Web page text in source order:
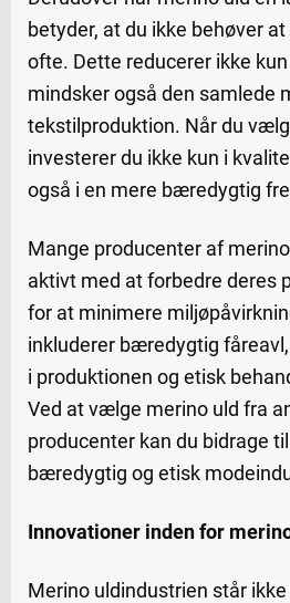
betyder, at du ikke behøver
ofte. Dette reducerer ikke
mindsker også den samlede
tekstilproduktion. Når du
investerer du ikke kun i
også i en mere bæredygtig
Mange producenter af
aktivt med at forbedre deres
for at minimere
inkluderer bæredygtig
i produktionen og etisk
Ved at vælge merino uld fra
producenter kan du bidrage
bæredygtig og etisk
Innovationer inden for
Merino uldindustrien står